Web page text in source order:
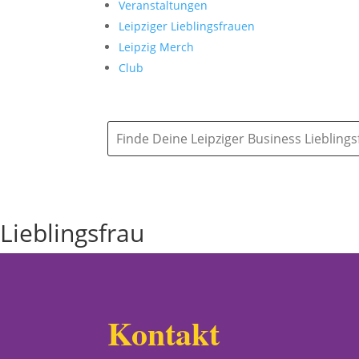
Veranstaltungen
Leipziger Lieblingsfrauen
Leipzig Merch
Club
Lieblingsfrau
Kontakt